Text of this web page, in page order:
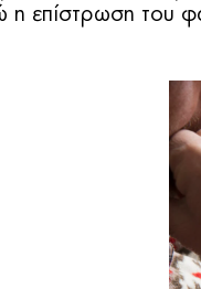
η επίστρωση του